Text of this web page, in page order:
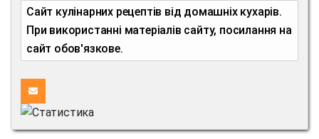
Сайт кулінарних рецептів від домашніх кухарів.
При використанні матеріалів сайту, посилання на
сайт обов'язкове.